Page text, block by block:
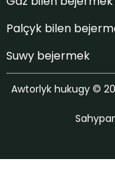
Palçyk bilen
Suwy bejermek
Awtorlyk hukugy ©